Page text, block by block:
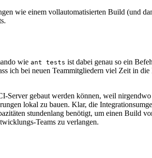
wie einem vollautomatisierten Build (und
wie ant tests ist dabei genau so ein
ich bei neuen Teammitgliedern viel Zeit in
gebaut werden können, weil
lokal zu bauen. Klar, die
stundenlang benötigt, um einen Build
Teams zu verlangen.